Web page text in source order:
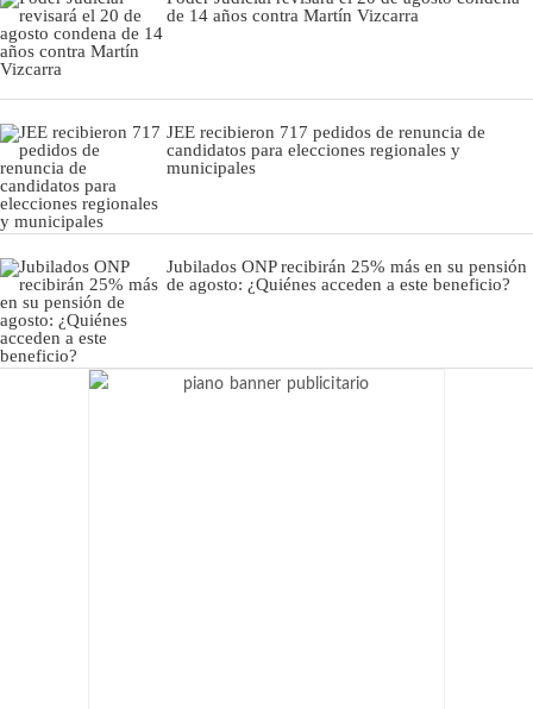
de 14 años contra Martín Vizcarra
JEE recibieron 717 pedidos de renuncia de
candidatos para elecciones regionales y
municipales
Jubilados ONP recibirán 25% más en su pensión
de agosto: ¿Quiénes acceden a este beneficio?